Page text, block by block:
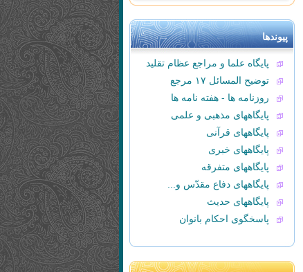
پیوندها
پایگاه علما و مراجع عظام تقلید
توضیح المسائل ۱۷ مرجع
روزنامه ها - هفته نامه ها
پایگاههای مذهبی و علمی
پایگاههای قرآنی
پایگاههای خبری
پایگاههای متفرقه
پایگاههای دفاع مقدّس و...
پایگاههای حدیث
پاسخگوی احکام بانوان